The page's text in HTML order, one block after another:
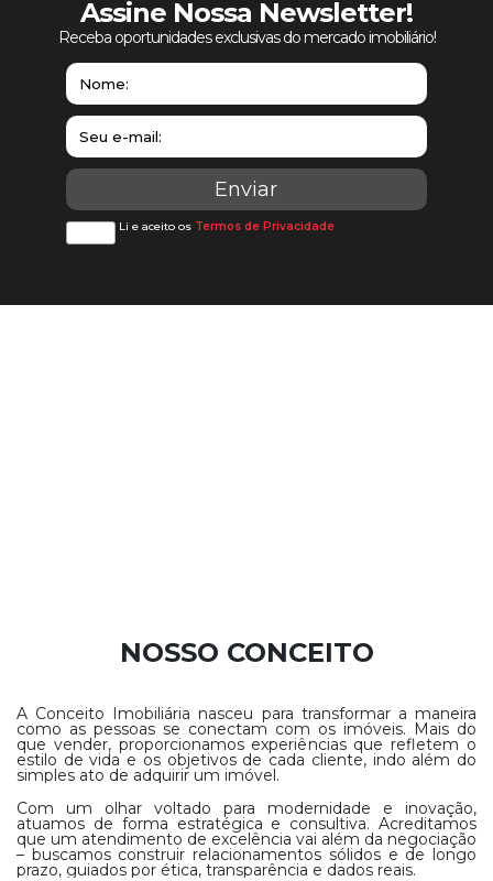
Assine Nossa Newsletter!
Receba oportunidades exclusivas do mercado imobiliário!
Li e aceito os Termos de Privacidade
NOSSO CONCEITO
A Conceito Imobiliária nasceu para transformar a maneira
como as pessoas se conectam com os imóveis. Mais do
que vender, proporcionamos experiências que refletem o
estilo de vida e os objetivos de cada cliente, indo além do
simples ato de adquirir um imóvel.
Com um olhar voltado para modernidade e inovação,
atuamos de forma estratégica e consultiva. Acreditamos
que um atendimento de excelência vai além da negociação
– buscamos construir relacionamentos sólidos e de longo
prazo, guiados por ética, transparência e dados reais.